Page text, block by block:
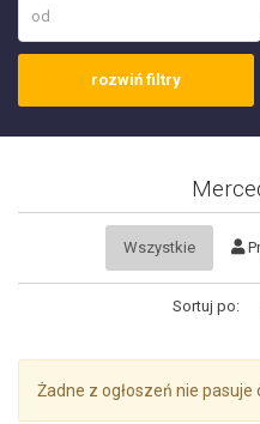
rozwiń filtry
Wszystkie
Sortuj po:
Żadne z ogłoszeń nie